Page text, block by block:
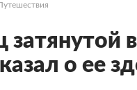
затянутой
о ее